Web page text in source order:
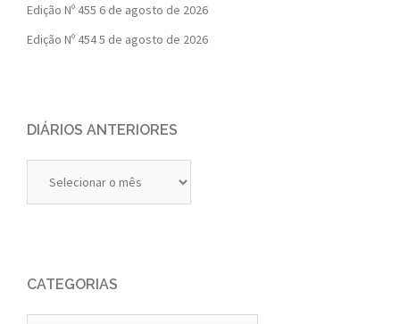
Edição Nº 455 6 de agosto de 2026
Edição Nº 4545 de agosto de 2026
DIÁRIOS ANTERIORES
Anteriores
CATEGORIAS